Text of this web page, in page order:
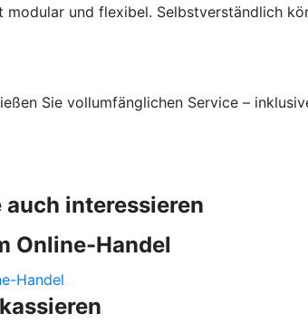
und flexibel. Selbstverständlich
Sie vollumfänglichen Service –
auch interessieren
Online-Handel
Handel